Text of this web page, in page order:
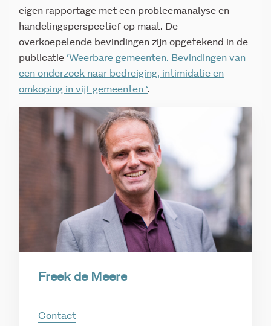
eigen rapportage met een probleemanalyse en
handelingsperspectief op maat. De
overkoepelende bevindingen zijn opgetekend in de
publicatie ‘Weerbare gemeenten. Bevindingen van
een onderzoek naar bedreiging, intimidatie en
omkoping in vijf gemeenten ‘.
Freek de Meere
Contact